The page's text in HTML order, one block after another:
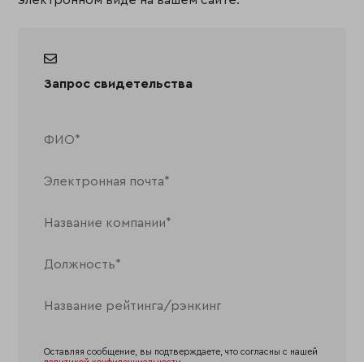
Запрос свидетельства
Оставляя сообщение, вы подтверждаете, что согласны с нашей